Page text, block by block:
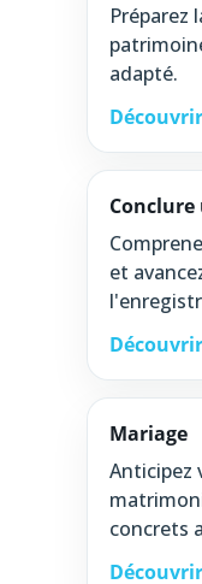
Préparez
adapté.
Conclure
et
Mariage
Anticipez
concrets